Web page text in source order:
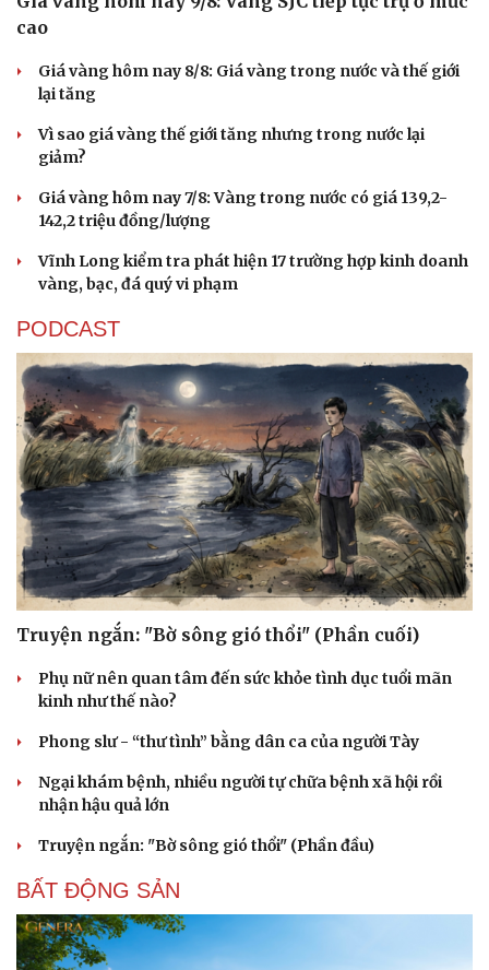
Cải chính
cao
Giá vàng hôm nay 8/8: Giá vàng trong nước và thế giới
lại tăng
Vì sao giá vàng thế giới tăng nhưng trong nước lại
giảm?
Giá vàng hôm nay 7/8: Vàng trong nước có giá 139,2-
142,2 triệu đồng/lượng
Vĩnh Long kiểm tra phát hiện 17 trường hợp kinh doanh
vàng, bạc, đá quý vi phạm
PODCAST
Truyện ngắn: "Bờ sông gió thổi" (Phần cuối)
Phụ nữ nên quan tâm đến sức khỏe tình dục tuổi mãn
kinh như thế nào?
Phong slư - “thư tình” bằng dân ca của người Tày
Ngại khám bệnh, nhiều người tự chữa bệnh xã hội rồi
nhận hậu quả lớn
Truyện ngắn: "Bờ sông gió thổi" (Phần đầu)
BẤT ĐỘNG SẢN